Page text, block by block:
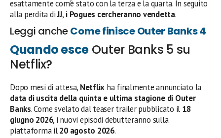
esattamente com’è stato con la terza e la quarta. In seguito
alla perdita diJJ, i Pogues cercheranno vendetta.
Leggi ancheCome finisce Outer Banks 4
Quando esce Outer Banks 5 su
Netflix?
Dopo mesi di attesa, Netflix ha finalmente annunciato la
data di uscita della quinta e ultima stagione di Outer
Banks. Come svelato dal teaser trailer pubblicato il 18
giugno 2026, i nuovi episodi debutteranno sulla
piattaforma il20 agosto 2026.